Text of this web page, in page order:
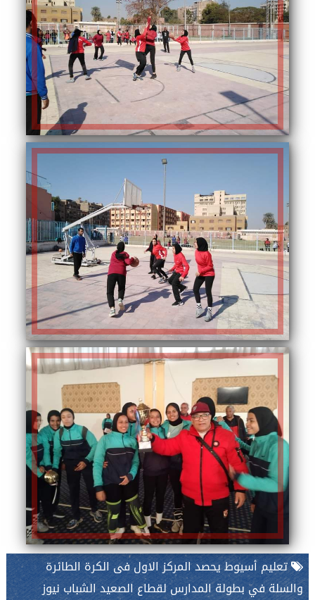
تعليم أسيوط يحصد المركز الاول فى الكرة الطائرة
والسلة في بطولة المدارس لقطاع الصعيد الشباب نيوز